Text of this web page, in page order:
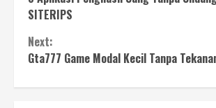
Reading
SITERIPS
Next:
Gta777 Game Modal Kecil Tanpa